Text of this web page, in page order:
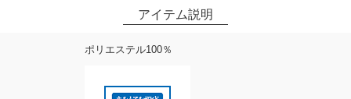
ポリエステル100％